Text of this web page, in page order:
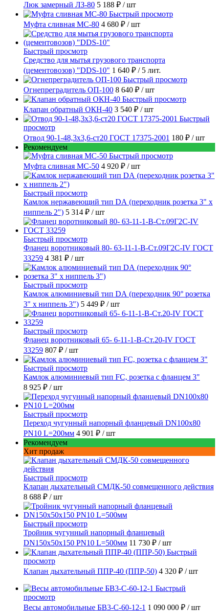
Люк замерный ЛЗ-80 5 188 ₽ / шт
Быстрый просмотр
Муфта сливная МС-80 4 680 ₽ / шт
Быстрый просмотр
Средство для мытья грузового транспорта
(цементовозов) "DDS-10" 1 640 ₽ / 5 лит.
Быстрый просмотр
Огнепреградитель ОП-100 8 640 ₽ / шт
Быстрый просмотр
Клапан обратный ОКН-40 3 540 ₽ / шт
Быстрый
просмотр
Отвод 90-1-48,3х3,6-ст20 ГОСТ 17375-2001 180 ₽ / шт
Рекомендуем
Быстрый просмотр
Муфта сливная МС-50 4 920 ₽ / шт
Быстрый просмотр
Камлок нержавеющий тип DА (переходник розетка 3" х
ниппель 2") 5 314 ₽ / шт
Быстрый просмотр
Фланец воротниковый 80- 63-11-1-B-Ст.09Г2С-IV ГОСТ
33259 4 381 ₽ / шт
Быстрый просмотр
Камлок алюминиевый тип DА (переходник 90° розетка
3" х ниппель 3") 5 449 ₽ / шт
Быстрый просмотр
Фланец воротниковый 65- 6-11-1-B-Ст.20-IV ГОСТ
33259 807 ₽ / шт
Быстрый просмотр
Камлок алюминиевый тип FC, розетка с фланцем 3"
8 925 ₽ / шт
Быстрый просмотр
Переход чугунный напорный фланцевый DN100х80
PN10 L=200мм 4 901 ₽ / шт
Рекомендуем
Хит продаж
Быстрый просмотр
Клапан дыхательный СМДК-50 совмещенного действия
8 688 ₽ / шт
Быстрый просмотр
Тройник чугунный напорный фланцевый
DN150х50х150 PN10 L=500мм 11 730 ₽ / шт
Быстрый
просмотр
Клапан дыхательный ППР-40 (ППР-50) 4 320 ₽ / шт
Быстрый
просмотр
Весы автомобильные БВ3-С-60-12-1 1 090 000 ₽ / шт